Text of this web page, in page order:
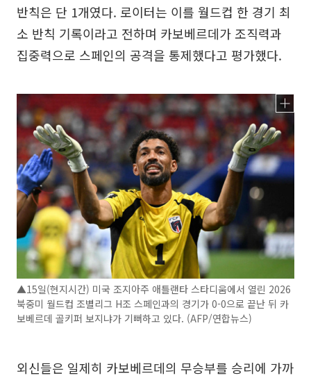
반칙은 단 1개였다. 로이터는 이를 월드컵 한 경기 최
소 반칙 기록이라고 전하며 카보베르데가 조직력과
집중력으로 스페인의 공격을 통제했다고 평가했다.
▲15일(현지시간) 미국 조지아주 애틀랜타 스타디움에서 열린 2026
북중미 월드컵 조별리그 H조 스페인과의 경기가 0-0으로 끝난 뒤 카
보베르데 골키퍼 보지냐가 기뻐하고 있다. (AFP/연합뉴스)
외신들은 일제히 카보베르데의 무승부를 승리에 가까